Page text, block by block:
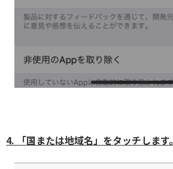
4. 「国または地域名」をタッチします。